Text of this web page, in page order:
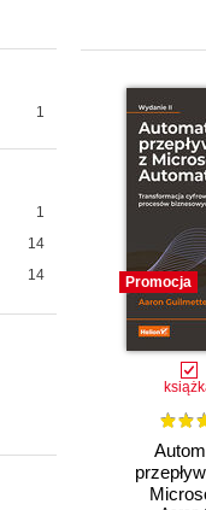
1
1
14
14 Promocja